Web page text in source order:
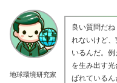
地球環境研究家
良い質問だ
れないけど
いるんだ。
を生み出す
ばれているん